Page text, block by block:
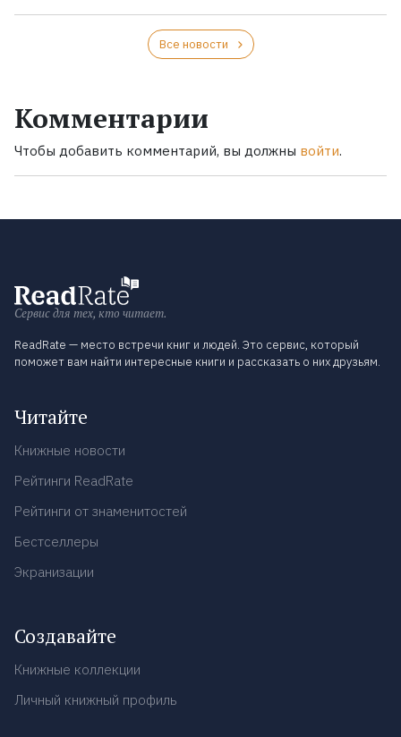
Все новости
Комментарии
Чтобы добавить комментарий, вы должны войти.
Сервис для тех, кто читает.
ReadRate — место встречи книг и людей. Это сервис, который
поможет вам найти интересные книги и рассказать о них друзьям.
Читайте
Книжные новости
Рейтинги ReadRate
Рейтинги от знаменитостей
Бестселлеры
Экранизации
Создавайте
Книжные коллекции
Личный книжный профиль